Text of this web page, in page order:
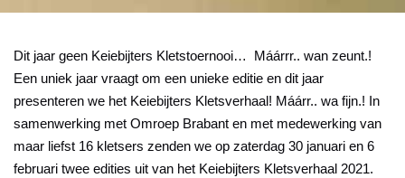
Dit jaar geen Keiebijters Kletstoernooi… Máárrr.. wan zeunt.!
Een uniek jaar vraagt om een unieke editie en dit jaar
presenteren we het Keiebijters Kletsverhaal! Máárr.. wa fijn.! In
samenwerking met Omroep Brabant en met medewerking van
maar liefst 16 kletsers zenden we op zaterdag 30 januari en 6
februari twee edities uit van het Keiebijters Kletsverhaal 2021.